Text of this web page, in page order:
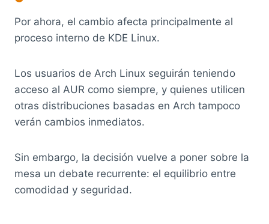
Por ahora, el cambio afecta principalmente al
proceso interno de KDE Linux.
Los usuarios de Arch Linux seguirán teniendo
acceso al AUR como siempre, y quienes utilicen
otras distribuciones basadas en Arch tampoco
verán cambios inmediatos.
Sin embargo, la decisión vuelve a poner sobre la
mesa un debate recurrente: el equilibrio entre
comodidad y seguridad.